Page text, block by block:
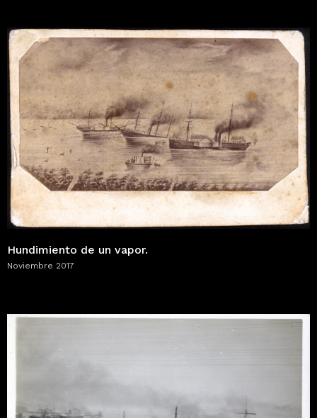
Hundimiento de un vapor.
Noviembre 2017